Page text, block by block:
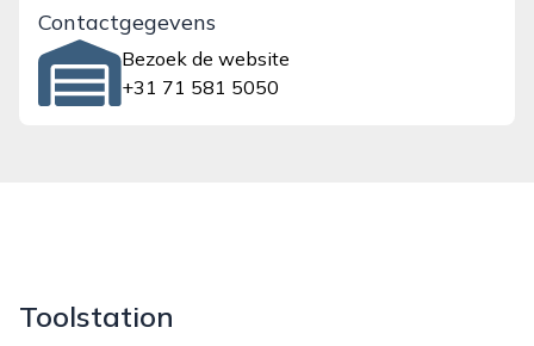
Contactgegevens
Bezoek de website
+31 71 581 5050
Toolstation